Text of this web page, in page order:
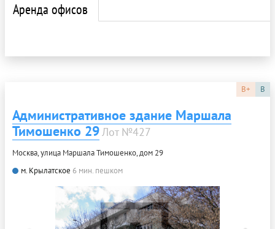
Аренда офисов
B+ B
Административное здание Маршала
Тимошенко 29Лот №427
Москва, улица Маршала Тимошенко, дом 29
м. Крылатское 6 мин. пешком